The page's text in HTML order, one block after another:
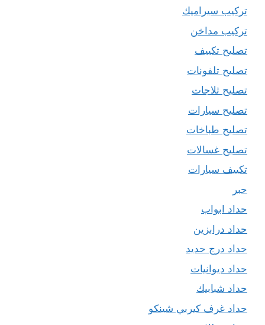
تركيب سيراميك
تركيب مداخن
تصليح تكييف
تصليح تلفونات
تصليح ثلاجات
تصليح سيارات
تصليح طباخات
تصليح غسالات
تكييف سيارات
حبر
حداد ابواب
حداد درابزين
حداد درج حديد
حداد ديوانيات
حداد شبابيك
حداد غرف كيربي شينكو